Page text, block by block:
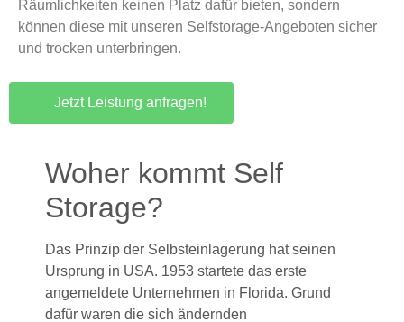
Räumlichkeiten keinen Platz dafür bieten, sondern
können diese mit unseren Selfstorage-Angeboten sicher
und trocken unterbringen.
Jetzt Leistung anfragen!
Woher kommt Self
Storage?
Das Prinzip der Selbsteinlagerung hat seinen
Ursprung in USA. 1953 startete das erste
angemeldete Unternehmen in Florida. Grund
dafür waren die sich ändernden